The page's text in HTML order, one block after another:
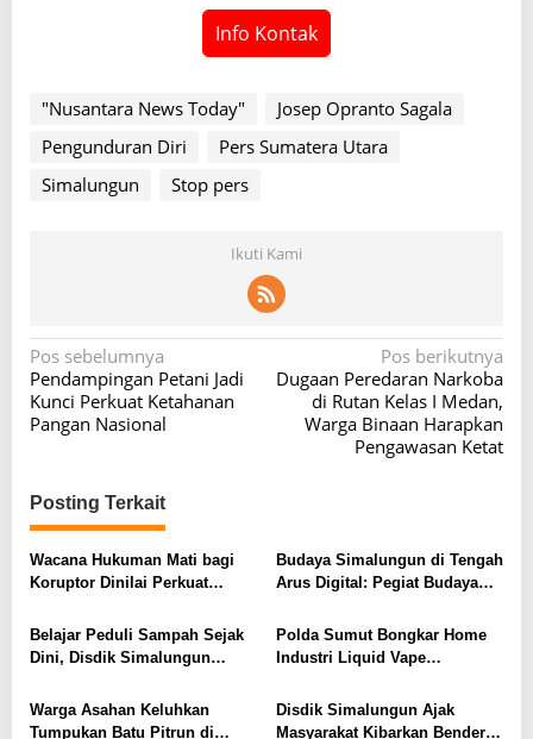
Info Kontak
"Nusantara News Today"
Josep Opranto Sagala
Pengunduran Diri
Pers Sumatera Utara
Simalungun
Stop pers
Ikuti Kami
N
a
v
g
a
s
i
p
o
s
Pos sebelumnya
Pendampingan Petani Jadi
Kunci Perkuat Ketahanan
Pangan Nasional
Pos berikutnya
Dugaan Peredaran Narkoba
di Rutan Kelas I Medan,
Warga Binaan Harapkan
Pengawasan Ketat
Posting Terkait
Wacana Hukuman Mati bagi
Koruptor Dinilai Perkuat
Korupsi
Budaya Simalungun di Tengah
Arus Digital: Pegiat Budaya
Muda Menjaga Identitas
Leluhur
Belajar Peduli Sampah Sejak
Dini, Disdik Simalungun
Berwawasan Lingkungan
Polda Sumut Bongkar Home
Industri Liquid Vape
Diduga dari Kamboja
Warga Asahan Keluhkan
Tumpukan Batu Pitrun di
Disdik Simalungun Ajak
Masyarakat Kibarkan Bendera